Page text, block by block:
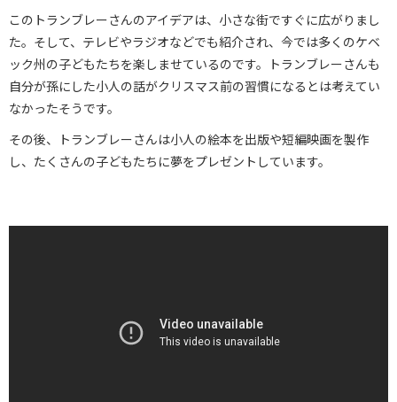
このトランブレーさんのアイデアは、小さな街ですぐに広がりまし
た。そして、テレビやラジオなどでも紹介され、今では多くのケベ
ック州の子どもたちを楽しませているのです。トランブレーさんも
自分が孫にした小人の話がクリスマス前の習慣になるとは考えてい
なかったそうです。
その後、トランブレーさんは小人の絵本を出版や短編映画を製作
し、たくさんの子どもたちに夢をプレゼントしています。